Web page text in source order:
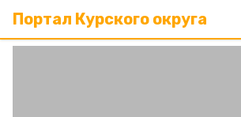
Портал Курского округа